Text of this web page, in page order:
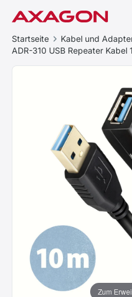
Startseite
Kabel und
ADR-310 USB Repeater Kabel
Zum